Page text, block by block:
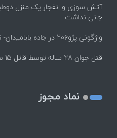
آتش سوزی و انفجار یک منزل
جانی نداشت
واژگونی پژو۲۰۶ در جاده بابامیدان- نورآباد با ۳ مصدوم
قتل جوان 28 ساله توسط قاتل 15 ساله در کازرون
نماد مجوز